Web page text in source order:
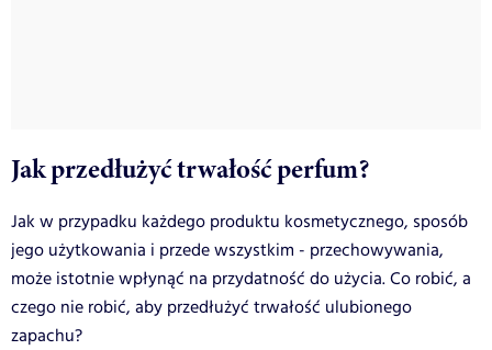
Jak przedłużyć trwałość perfum?
Jak w przypadku każdego produktu kosmetycznego, sposób
jego użytkowania i przede wszystkim - przechowywania,
może istotnie wpłynąć na przydatność do użycia. Co robić, a
czego nie robić, aby przedłużyć trwałość ulubionego
zapachu?